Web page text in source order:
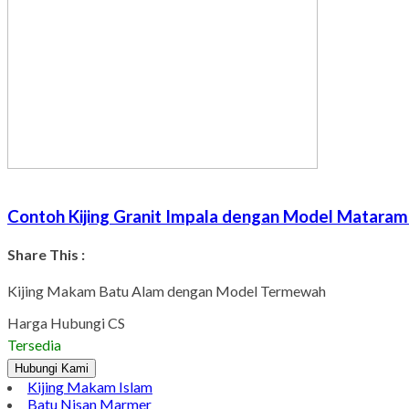
Contoh Kijing Granit Impala dengan Model
Share This :
Kijing Makam Batu Alam dengan Model Termewah
Harga Hubungi CS
Tersedia
Hubungi Kami
Kijing Makam Islam
Batu Nisan Marmer